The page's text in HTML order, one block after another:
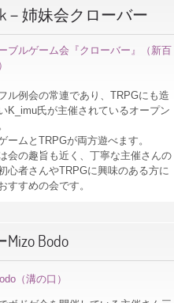
－姉妹会クローバー
ブルゲーム会『クローバー』（新百
ル例会の常連であり、TRPGにも造
K_imu氏が主催されているオープン
ームとTRPGが両方遊べます。
会の趣旨も近く、丁寧な主催さんの
心者さんやTRPGに興味のある方に
すすめの会です。
Mizo Bodo
（溝の口）